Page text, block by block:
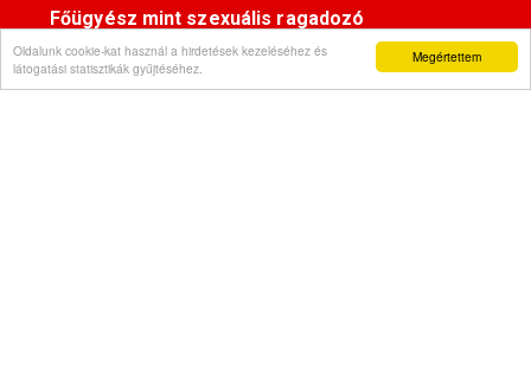
Megértettem
Oldalunk cookie-kat használ a hirdetések kezeléséhez és
látogatási statisztikák gyűjtéséhez.
Főügyész mint szexuális ragadozó
Pimasz önkényúr